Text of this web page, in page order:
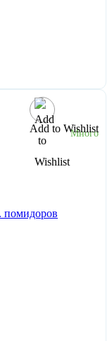
Add to Wishlist
Много
помидоров